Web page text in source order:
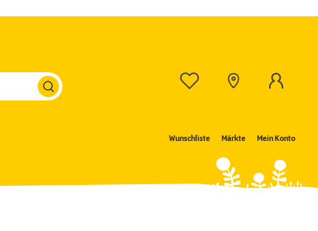
Wunschliste Märkte Mein Konto